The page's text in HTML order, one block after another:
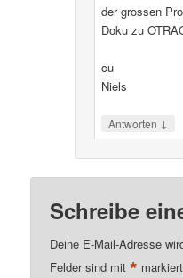
der grossen
Doku zu
cu
Niels
Antworten ↓
Schreibe
Deine E-Mail-Adresse
Felder sind mit* markiert